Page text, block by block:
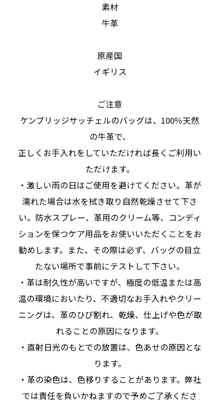
素材
牛革
原産国
イギリス
ご注意
ケンブリッジサッチェルのバッグは、100％天然
の牛革で、
正しくお手入れをしていただければ長くご利用い
ただけます。
・激しい雨の日はご使用を避けてください。革が
濡れた場合は水を拭き取り自然乾燥させて下さ
い。防水スプレー、革用のクリーム等、コンディ
ションを保つケア用品をお使いいただくことをお
勧めします。また、その際は必ず、バッグの目立
たない場所で事前にテストして下さい。
・革は耐久性が高いですが、極度の低温または高
温の環境においたり、不適切なお手入れやクリー
ニングは、革のひび割れ、乾燥、仕上げや色が取
れることの原因になります。
・直射日光のもとでの放置は、色あせの原因とな
ります。
・革の染色は、色移りすることがあります。弊社
では責任を負いかねますので予めご了承くださ